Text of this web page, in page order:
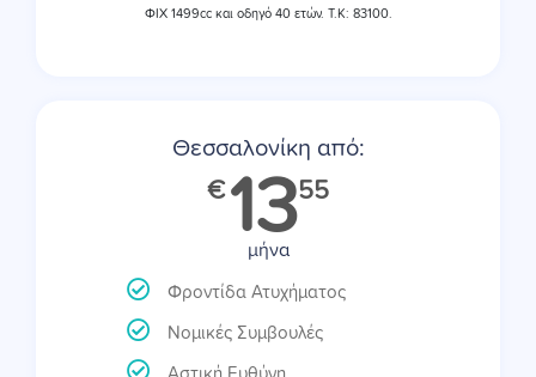
ΦΙΧ 1499cc και οδηγό 40 ετών. Τ.Κ: 83100.
Θεσσαλονίκη από:
€ 1355
μήνα
Φροντίδα Ατυχήματος
Νομικές Συμβουλές